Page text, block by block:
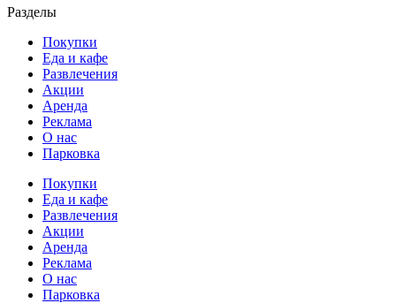
Разделы
Покупки
Еда и кафе
Развлечения
Акции
Аренда
Реклама
О нас
Парковка
Покупки
Еда и кафе
Развлечения
Акции
Аренда
Реклама
О нас
Парковка